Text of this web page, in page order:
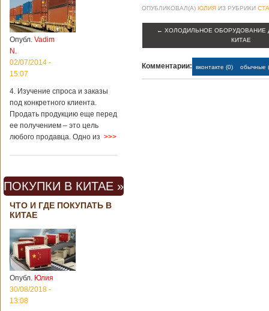
Опубл. Vadim
N.
02/07/2014 -
15:07
4. Изучение спроса и заказы
под конкретного клиента.
Продать продукцию еще перед
ее получением – это цель
любого продавца. Одно из >>>
ПОКУПКИ В КИТАЕ »
ЧТО И ГДЕ ПОКУПАТЬ В
КИТАЕ
Опубл. Юлия
30/08/2018 -
13:08
ОПУБЛИКОВАЛ(А) ЮЛИЯ ИЗ РУБРИКИ
← ХОЛОДИЛЬНОЕ ОБОРУДОВАНИЕ
КИТАЕ
Комментарии: вконтакте (0) обычные